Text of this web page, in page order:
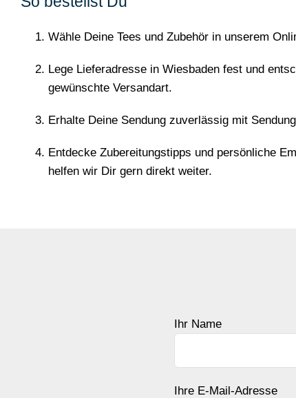
Wähle Deine Tees und Zubehör in unserem
Lege Lieferadresse in Wiesbaden fest und
gewünschte Versandart.
Erhalte Deine Sendung zuverlässig mit
Entdecke Zubereitungstipps und persönliche
helfen wir Dir gern direkt weiter.
Ihr Name
Ihre E-Mail-Adresse